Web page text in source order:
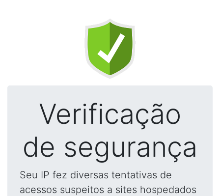
Verificação
de segurança
Seu IP fez diversas tentativas de
acessos suspeitos a sites hospedados